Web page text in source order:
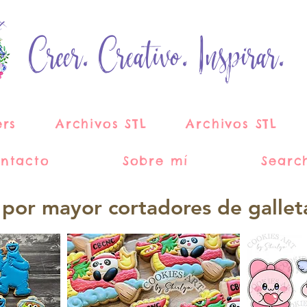
Creer. Creativo. Inspirar.
Archivos STL Archivos STL
Sobre mí
mayor cortadores de